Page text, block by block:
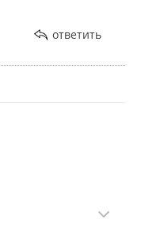
ответить